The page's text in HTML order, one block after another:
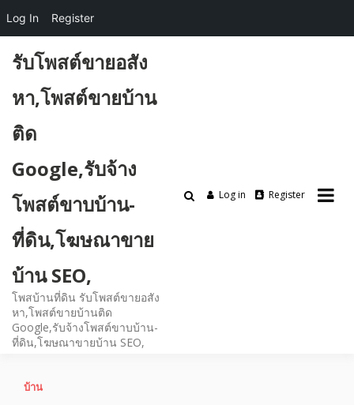
content
รับโพสต์ขายอสัง
หา,โพสต์ขายบ้าน
ติด
Google,รับจ้าง
โพสต์ขาบบ้าน-
ที่ดิน,โฆษณาขาย
บ้าน SEO,
โพสบ้านที่ดิน รับโพสต์ขายอสัง
หา,โพสต์ขายบ้านติด
Google,รับจ้างโพสต์ขาบบ้าน-
ที่ดิน,โฆษณาขายบ้าน SEO,
Log in Register
บ้าน
Log In Register